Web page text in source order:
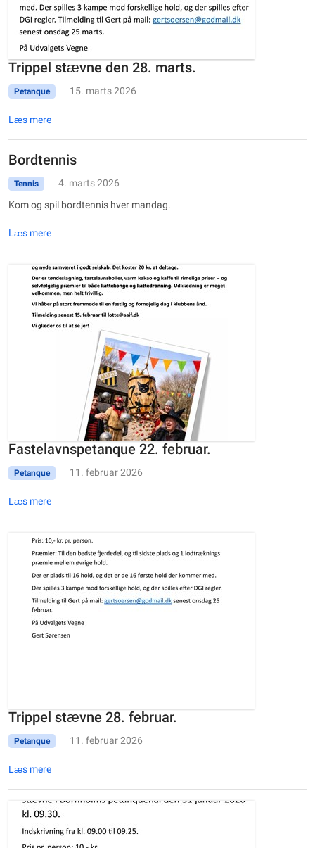
Trippel stævne den 28. marts.
Petanque 15. marts 2026
Læs mere
Bordtennis
Tennis
4. marts 2026
Kom og spil bordtennis hver mandag.
Læs mere
Fastelavnspetanque 22. februar.
Petanque 11. februar 2026
Læs mere
Trippel stævne 28. februar.
Petanque 11. februar 2026
Læs mere